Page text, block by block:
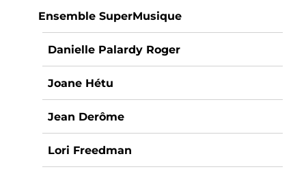
Ensemble SuperMusique
Danielle Palardy Roger
Joane Hétu
Jean Derôme
Lori Freedman